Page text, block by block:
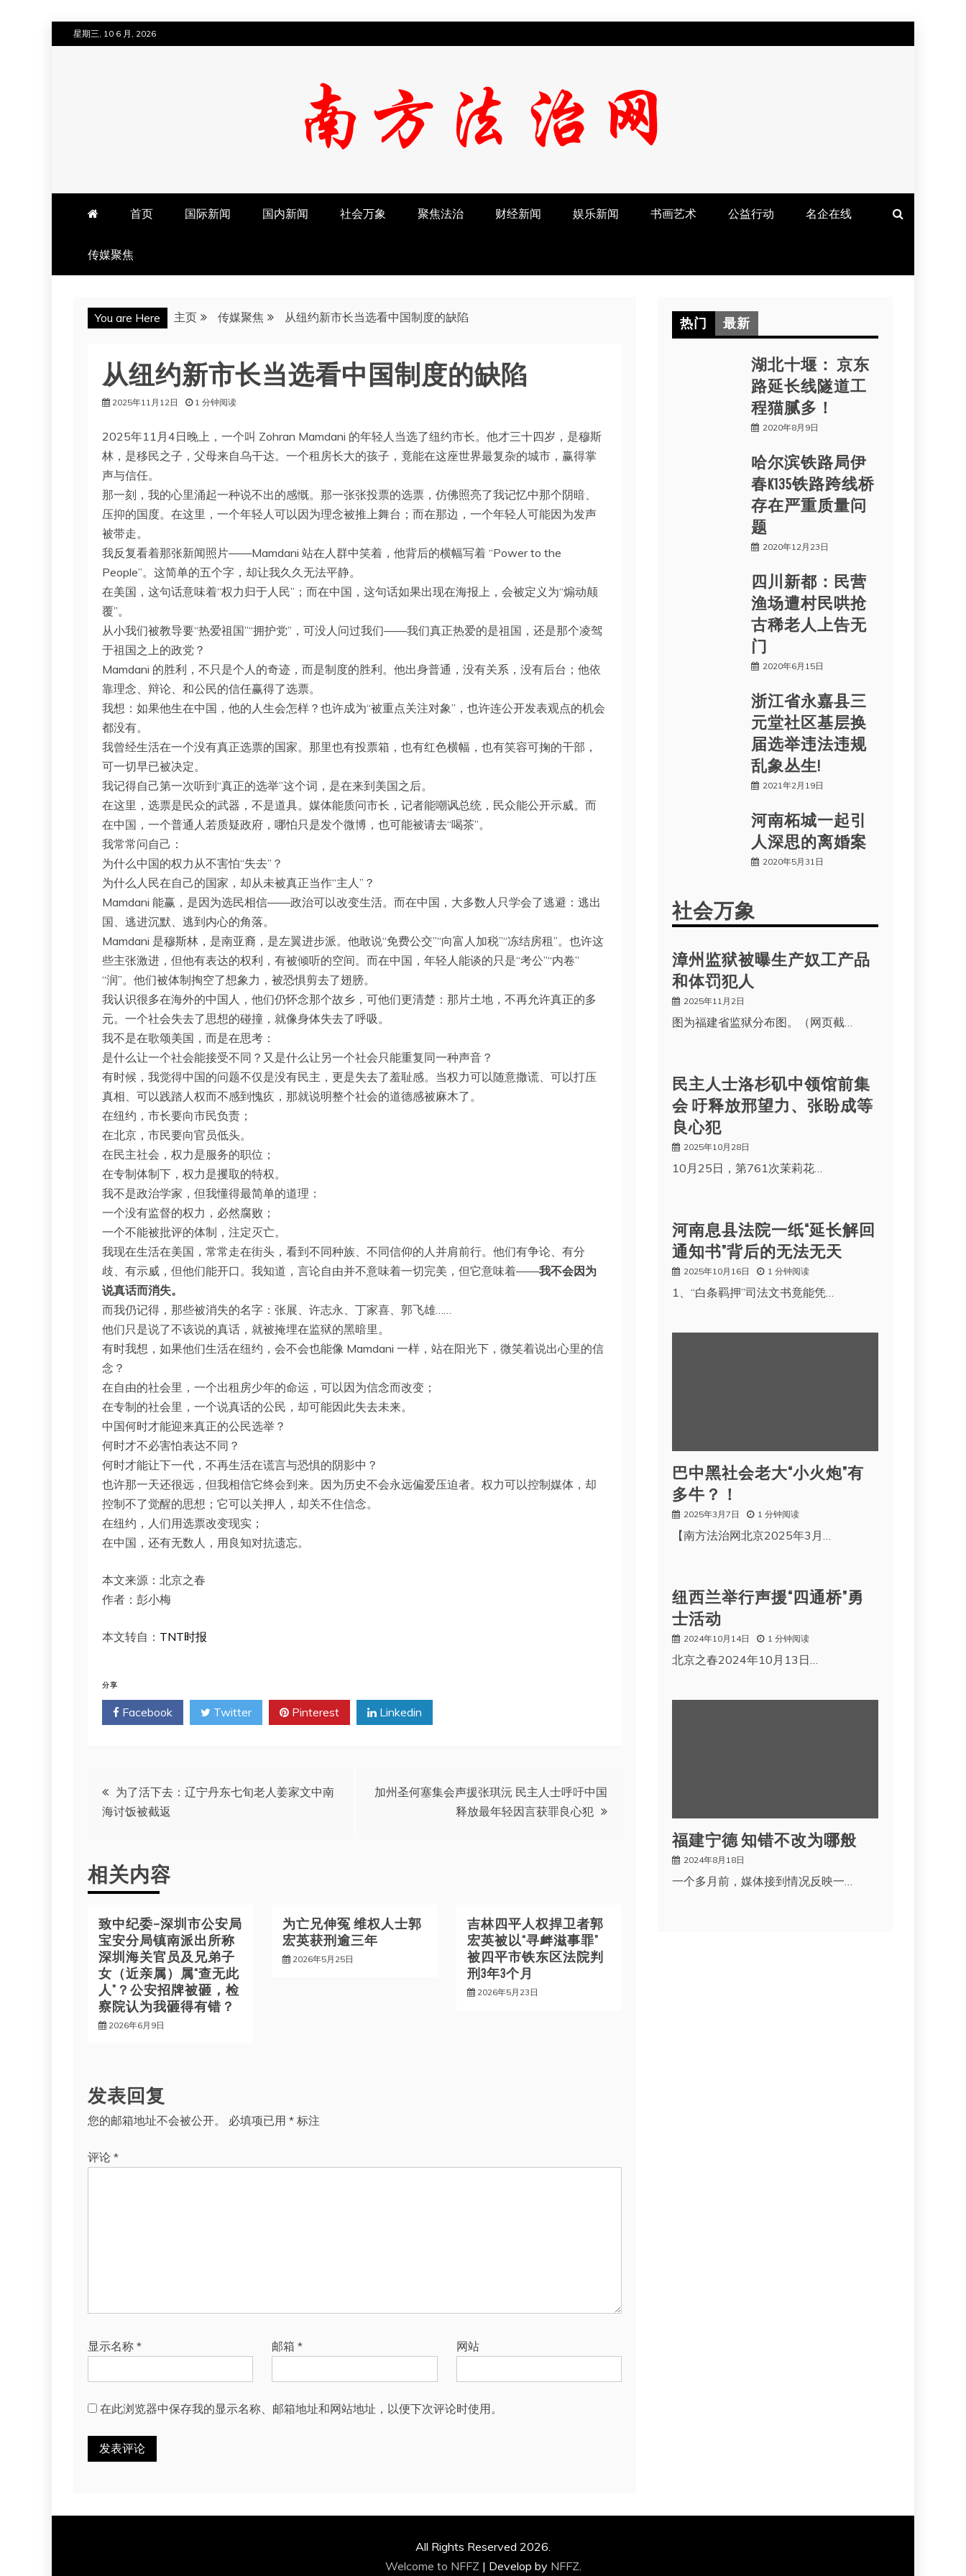
至
星期三, 10 6 月, 2026
首页 国际新闻 国内新闻 社会万象 聚焦法治 财经新闻 娱乐新闻 书画艺术 公益行动 名企在线
传媒聚焦
You are Here 主页 传媒聚焦 从纽约新市长当选看中国制度的缺陷
从纽约新市长当选看中国制度的缺陷
2025年11月12日 1 分钟阅读
2025年11月4日晚上，一个叫 Zohran Mamdani 的年轻人当选了纽约市长。他才三十四岁，是穆斯
林，是移民之子，父母来自乌干达。一个租房长大的孩子，竟能在这座世界最复杂的城市，赢得掌
声与信任。
那一刻，我的心里涌起一种说不出的感慨。那一张张投票的选票，仿佛照亮了我记忆中那个阴暗、
压抑的国度。在这里，一个年轻人可以因为理念被推上舞台；而在那边，一个年轻人可能因为发声
被带走。
我反复看着那张新闻照片——Mamdani 站在人群中笑着，他背后的横幅写着 “Power to the
People”。这简单的五个字，却让我久久无法平静。
在美国，这句话意味着“权力归于人民”；而在中国，这句话如果出现在海报上，会被定义为“煽动颠
覆”。
从小我们被教导要“热爱祖国”“拥护党”，可没人问过我们——我们真正热爱的是祖国，还是那个凌驾
于祖国之上的政党？
Mamdani 的胜利，不只是个人的奇迹，而是制度的胜利。他出身普通，没有关系，没有后台；他依
靠理念、辩论、和公民的信任赢得了选票。
我想：如果他生在中国，他的人生会怎样？也许成为“被重点关注对象”，也许连公开发表观点的机会
都没有。
我曾经生活在一个没有真正选票的国家。那里也有投票箱，也有红色横幅，也有笑容可掬的干部，
可一切早已被决定。
我记得自己第一次听到“真正的选举”这个词，是在来到美国之后。
在这里，选票是民众的武器，不是道具。媒体能质问市长，记者能嘲讽总统，民众能公开示威。而
在中国，一个普通人若质疑政府，哪怕只是发个微博，也可能被请去“喝茶”。
我常常问自己：
为什么中国的权力从不害怕“失去”？
为什么人民在自己的国家，却从未被真正当作“主人”？
Mamdani 能赢，是因为选民相信——政治可以改变生活。而在中国，大多数人只学会了逃避：逃出
国、逃进沉默、逃到内心的角落。
Mamdani 是穆斯林，是南亚裔，是左翼进步派。他敢说“免费公交”“向富人加税”“冻结房租”。也许这
些主张激进，但他有表达的权利，有被倾听的空间。而在中国，年轻人能谈的只是“考公”“内卷”
“润”。他们被体制掏空了想象力，被恐惧剪去了翅膀。
我认识很多在海外的中国人，他们仍怀念那个故乡，可他们更清楚：那片土地，不再允许真正的多
元。一个社会失去了思想的碰撞，就像身体失去了呼吸。
我不是在歌颂美国，而是在思考：
是什么让一个社会能接受不同？又是什么让另一个社会只能重复同一种声音？
有时候，我觉得中国的问题不仅是没有民主，更是失去了羞耻感。当权力可以随意撒谎、可以打压
真相、可以践踏人权而不感到愧疚，那就说明整个社会的道德感被麻木了。
在纽约，市长要向市民负责；
在北京，市民要向官员低头。
在民主社会，权力是服务的职位；
在专制体制下，权力是攫取的特权。
我不是政治学家，但我懂得最简单的道理：
一个没有监督的权力，必然腐败；
一个不能被批评的体制，注定灭亡。
我现在生活在美国，常常走在街头，看到不同种族、不同信仰的人并肩前行。他们有争论、有分
歧、有示威，但他们能开口。我知道，言论自由并不意味着一切完美，但它意味着——我不会因为
说真话而消失。
而我仍记得，那些被消失的名字：张展、许志永、丁家喜、郭飞雄……
他们只是说了不该说的真话，就被掩埋在监狱的黑暗里。
有时我想，如果他们生活在纽约，会不会也能像 Mamdani 一样，站在阳光下，微笑着说出心里的信
念？
在自由的社会里，一个出租房少年的命运，可以因为信念而改变；
在专制的社会里，一个说真话的公民，却可能因此失去未来。
中国何时才能迎来真正的公民选举？
何时才不必害怕表达不同？
何时才能让下一代，不再生活在谎言与恐惧的阴影中？
也许那一天还很远，但我相信它终会到来。因为历史不会永远偏爱压迫者。权力可以控制媒体，却
控制不了觉醒的思想；它可以关押人，却关不住信念。
在纽约，人们用选票改变现实；
在中国，还有无数人，用良知对抗遗忘。
本文来源：北京之春
作者：彭小梅
本文转自： TNT时报
分享
Facebook Twitter Pinterest Linkedin
文
章
导
航
为了活下去：辽宁丹东七旬老人姜家文中南
海讨饭被截返
加州圣何塞集会声援张琪沅 民主人士呼吁中国
释放最年轻因言获罪良心犯
相关内容
致中纪委—深圳市公安局
宝安分局镇南派出所称
深圳海关官员及兄弟子
女（近亲属）属“查无此
人”？公安招牌被砸，检
察院认为我砸得有错？
2026年6月9日
为亡兄伸冤 维权人士郭
宏英获刑逾三年
2026年5月25日
吉林四平人权捍卫者郭
宏英被以“寻衅滋事罪”
被四平市铁东区法院判
刑3年3个月
2026年5月23日
发表回复
您的邮箱地址不会被公开。 必填项已用 * 标注
评论 *
显示名称 * 邮箱* 网站
在此浏览器中保存我的显示名称、邮箱地址和网站地址，以便下次评论时使用。
热门 最新
湖北十堰： 京东
路延长线隧道工
程猫腻多！
2020年8月9日
哈尔滨铁路局伊
春K135铁路跨线桥
存在严重质量问
题
2020年12月23日
四川新都：民营
渔场遭村民哄抢
古稀老人上告无
门
2020年6月15日
浙江省永嘉县三
元堂社区基层换
届选举违法违规
乱象丛生!
2021年2月19日
河南柘城一起引
人深思的离婚案
2020年5月31日
社会万象
漳州监狱被曝生产奴工产品
和体罚犯人
2025年11月2日
图为福建省监狱分布图。（网页截…
民主人士洛杉矶中领馆前集
会 吁释放邢望力、张盼成等
良心犯
2025年10月28日
10月25日，第761次茉莉花…
河南息县法院一纸“延长解回
通知书”背后的无法无天
2025年10月16日 1 分钟阅读
1、“白条羁押”司法文书竟能凭…
巴中黑社会老大“小火炮”有
多牛？！
2025年3月7日 1 分钟阅读
【南方法治网北京2025年3月…
纽西兰举行声援“四通桥”勇
士活动
2024年10月14日 1 分钟阅读
北京之春2024年10月13日…
福建宁德 知错不改为哪般
2024年8月18日
一个多月前，媒体接到情况反映一…
All Rights Reserved 2026.
Welcome to NFFZ | Develop by NFFZ.